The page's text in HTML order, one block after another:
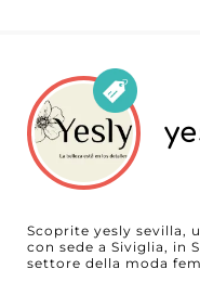
Scoprite yesly sevilla,
con sede a Siviglia, in
settore della moda